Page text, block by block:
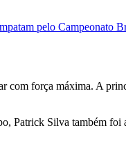
pelo Campeonato
com força máxima. A
Patrick Silva também